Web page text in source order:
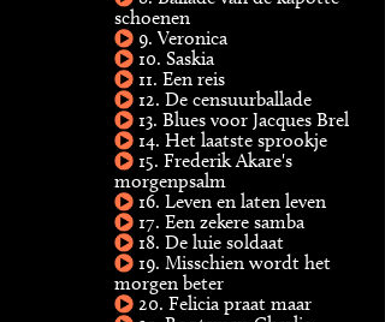
schoenen
9. Veronica
10. Saskia
11. Een reis
12. De censuurballade
13. Blues voor Jacques Brel
14. Het laatste sprookje
15. Frederik Akare's
morgenpsalm
16. Leven en laten leven
17. Een zekere samba
18. De luie soldaat
19. Misschien wordt het
morgen beter
20. Felicia praat maar